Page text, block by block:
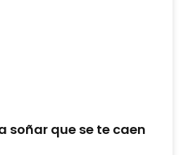
soñar que se te caen